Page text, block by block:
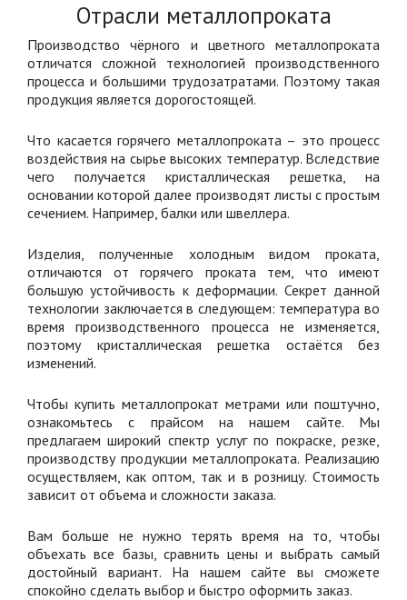
Отрасли металлопроката
Производство чёрного и цветного металлопроката
отличатся сложной технологией производственного
процесса и большими трудозатратами. Поэтому такая
продукция является дорогостоящей.
Что касается горячего металлопроката – это процесс
воздействия на сырье высоких температур. Вследствие
чего получается кристаллическая решетка, на
основании которой далее производят листы с простым
сечением. Например, балки или швеллера.
Изделия, полученные холодным видом проката,
отличаются от горячего проката тем, что имеют
большую устойчивость к деформации. Секрет данной
технологии заключается в следующем: температура во
время производственного процесса не изменяется,
поэтому кристаллическая решетка остаётся без
изменений.
Чтобы купить металлопрокат метрами или поштучно,
ознакомьтесь с прайсом на нашем сайте. Мы
предлагаем широкий спектр услуг по покраске, резке,
производству продукции металлопроката. Реализацию
осуществляем, как оптом, так и в розницу. Стоимость
зависит от объема и сложности заказа.
Вам больше не нужно терять время на то, чтобы
объехать все базы, сравнить цены и выбрать самый
достойный вариант. На нашем сайте вы сможете
спокойно сделать выбор и быстро оформить заказ.